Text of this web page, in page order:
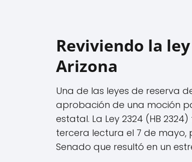
Reviviendo la
Arizona
Una de las leyes de reserva
aprobación de una moción
estatal. La Ley 2324 (HB
tercera lectura el 7 de mayo,
Senado que resultó en un